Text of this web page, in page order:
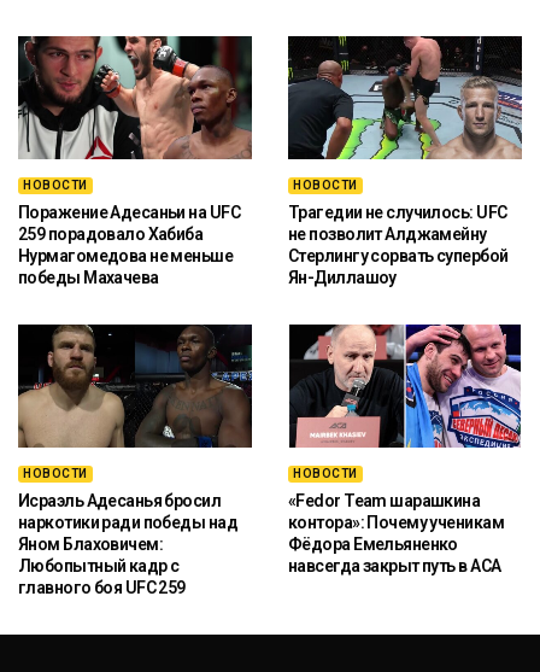
НОВОСТИ
Поражение Адесаньи на UFC
259 порадовало Хабиба
Нурмагомедова не меньше
победы Махачева
НОВОСТИ
Трагедии не случилось: UFC
не позволит Алджамейну
Стерлингу сорвать супербой
Ян-Диллашоу
НОВОСТИ
Исраэль Адесанья бросил
наркотики ради победы над
Яном Блаховичем:
Любопытный кадр с
главного боя UFC 259
НОВОСТИ
«Fedor Team шарашкина
контора»: Почему ученикам
Фёдора Емельяненко
навсегда закрыт путь в ACA